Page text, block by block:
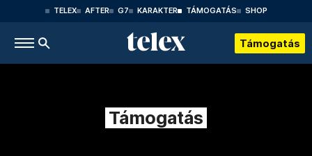
TELEX AFTER G7 KARAKTER TÁMOGATÁS SHOP
Támogatás
Támogatás